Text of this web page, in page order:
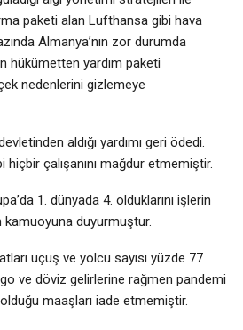
paketi alan Lufthansa gibi hava
Almanya’nın zor durumda
hükümetten yardım paketi
nedenlerini gizlemeye
aldığı yardımı geri ödedi.
çalışanını mağdur etmemiştir.
1. dünyada 4. olduklarını işlerin
duyurmuştur.
uçuş ve yolcu sayısı yüzde 77
ve döviz gelirlerine rağmen pandemi
maaşları iade etmemiştir.